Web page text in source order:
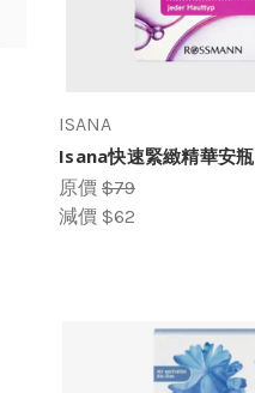
ISANA
Isana快速緊緻精華安瓶
原價 $79
減價 $62